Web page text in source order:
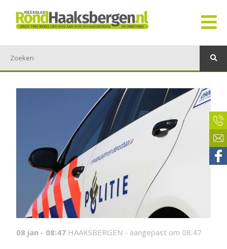
08 jan - 08:47 HAAKSBERGEN - aangepast om 08:47